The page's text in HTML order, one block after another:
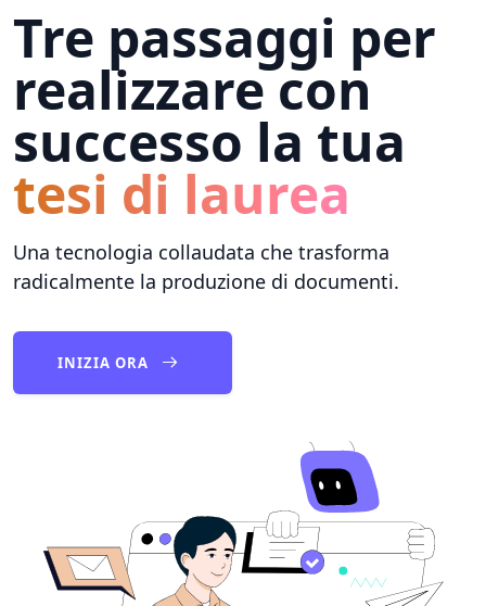
Tre passaggi per
realizzare con
successo la tua
tesi di laurea
Una tecnologia collaudata che trasforma
radicalmente la produzione di documenti.
INIZIA ORA